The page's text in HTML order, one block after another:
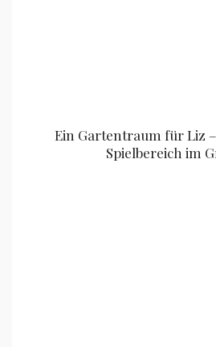
Ein Gartentraum für Liz
Spielbereich im